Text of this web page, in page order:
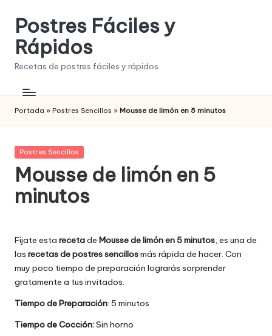
Saltar
contenido
Postres Fáciles y
Rápidos
Recetas de postres fáciles y rápidos
Portada » Postres Sencillos » Mousse de limón en 5 minutos
Publicada
Postres Sencillos
Mousse de limón en 5
minutos
Fíjate esta recetade Mousse de limón en 5 minutos, es una de
las recetas de postres sencillosmás rápida de hacer. Con
muy poco tiempo de preparación lograrás sorprender
gratamente a tus invitados.
Tiempo de Preparación: 5 minutos
Tiempo de Cocción:Sin horno